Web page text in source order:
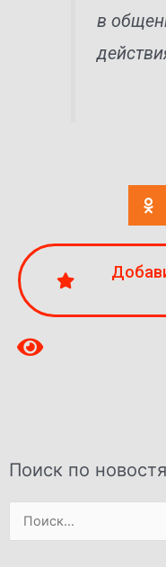
в
Поиск по
Поиск: